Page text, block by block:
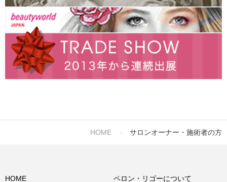
HOME サロンオーナー・施術者の方
HOME ペロン・リゴーについて